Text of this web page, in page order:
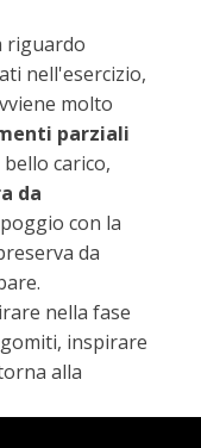
riguardo
nell'esercizio,
molto
parziali
carico,
da
con la
da
nella fase
inspirare
alla